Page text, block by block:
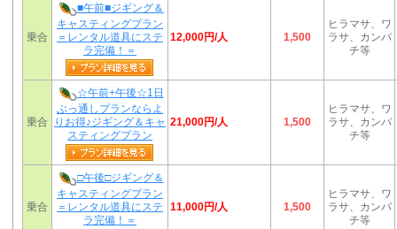
乗合
■午前■ジギング＆
キャスティングプラン
＝レンタル道具にステ
ラ完備！＝
12,000円/人 1,500
ヒラマサ、ワ
ラサ、カンパ
チ等
乗合
☆午前+午後☆1日
ぶっ通しプランならよ
りお得♪ジギング＆キャ
スティングプラン
21,000円/人 1,500
ヒラマサ、ワ
ラサ、カンパ
チ等
乗合
□午後□ジギング＆
キャスティングプラン
＝レンタル道具にステ
ラ完備！＝
11,000円/人 1,500
ヒラマサ、ワ
ラサ、カンパ
チ等